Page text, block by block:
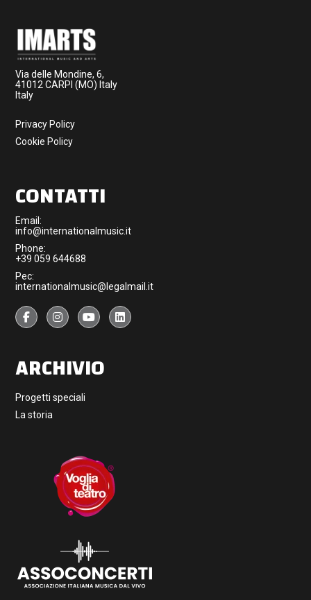
Via delle Mondine, 6,
41012 CARPI (MO) Italy
Italy
Privacy Policy
Cookie Policy
CONTATTI
Email:
info@internationalmusic.it
Phone:
+39 059 644688
Pec:
internationalmusic@legalmail.it
ARCHIVIO
Progetti speciali
La storia